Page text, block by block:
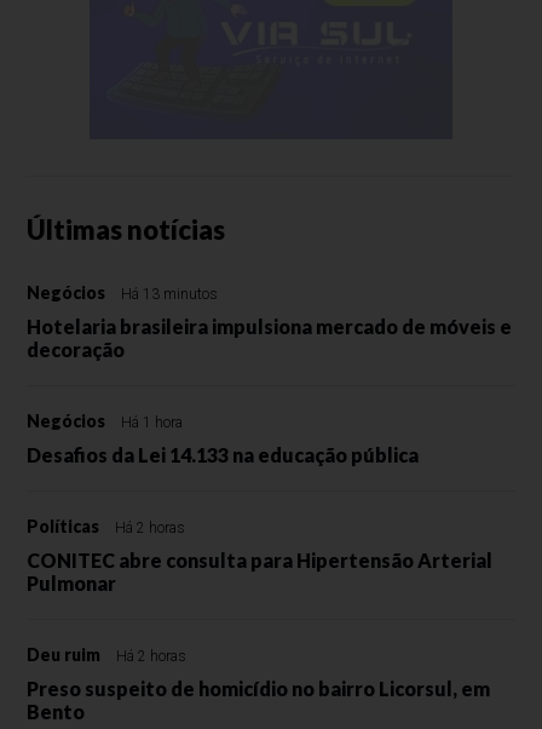
Últimas notícias
Negócios Há 13 minutos
Hotelaria brasileira impulsiona mercado de móveis e
decoração
Negócios Há 1 hora
Desafios da Lei 14.133 na educação pública
Políticas Há 2 horas
CONITEC abre consulta para Hipertensão Arterial
Pulmonar
Deu ruim Há 2 horas
Preso suspeito de homicídio no bairro Licorsul, em
Bento